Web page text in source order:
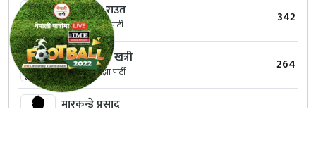
नन्‍दा लाल राउत
नागरिक उन्मुक्ति पार्टी 342
डम्बर बहादुर खत्री
विवेकशील साझा पार्टी 264
मारकन्डे प्रसाद